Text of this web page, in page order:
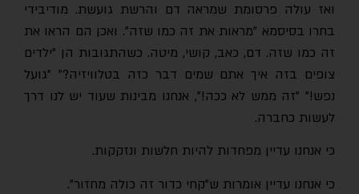
ואז עולה פרסומת שמראה דם והרשת גועשת. מודיבידי
בחרו בסיסמא "מראות את זה כמו שזה". ואכן הם הראו את
זה כמו שזה. דם, כאב, קושי, מיטה. כשהתגובות הן "ילדים
צופים בזה איך אתם שמים דבר כזה בטלוויזיה?" "גועל
נפש!" "זה ממש לא ככה!", אנחנו מבינות שעוד יש לנו דרך
לעשות כחברה.
כי אנחנו עדיין מפחדות להיות חלשות ונזקקות.
כי אנחנו עדיין אומרות ש"קחי כדור זה כולה מחזור".